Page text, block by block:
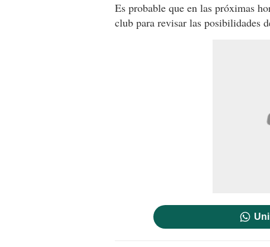
Es probable que en las próximas
club para revisar las posibilidades